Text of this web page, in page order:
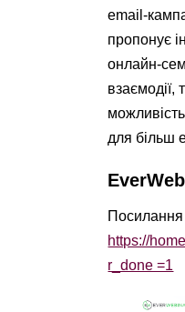
email-
пропонує
онлайн-
взаємодії,
для більш
Посилання
https://
r_done =1